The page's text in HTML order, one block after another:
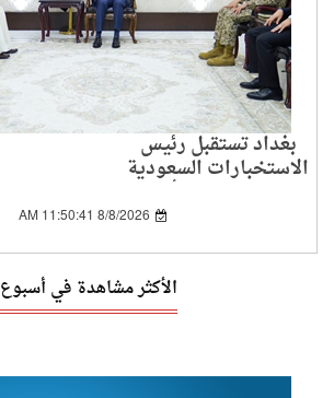
بغداد تستقبل رئيس
الاستخبارات السعودية
لبحث الملفات الأمنية
8/8/2026 11:50:41 AM
الأكثر مشاهدة في أسبوع